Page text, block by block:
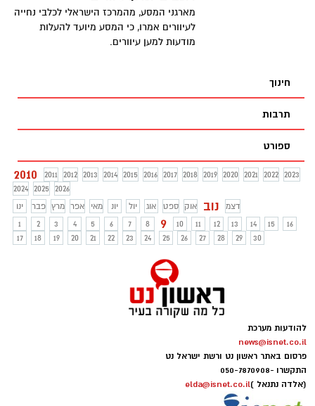
מארגני המסע, מהמרכז הישראלי לכלבי נחייה
לעיוורים אמרו, כי המסע מיועד להעלות
מודעות למען עיוורים.
חינוך
תרבות
ספורט
2010 2011 2012 2013 2014 2015 2016 2017 2018 2019 2020 2021 2022 2023
2024 2025
2026
ינו
פבר מרץ אפר מאי יונ יול אוג ספט אוק נוב
דצמ
1
2 3 4 5 6 7 8 9 10 11 12 13 14 15
16
17
18 19 20 21 22 23 24 25 26 27 28 29 30
להודעות מערכת
news@isnet.co.il
פרסום באתר ראשון נט ורשת ישראל נט
התקשרו -050-7870908
(אלדה נתנאל )elda@isnet.co.il